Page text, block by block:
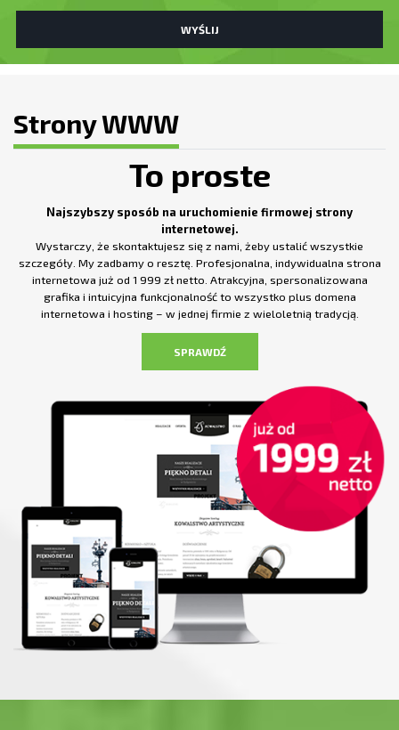
WYŚLIJ
Strony WWW
To proste
Najszybszy sposób na uruchomienie firmowej strony
internetowej.
Wystarczy, że skontaktujesz się z nami, żeby ustalić wszystkie
szczegóły. My zadbamy o resztę. Profesjonalna, indywidualna strona
internetowa już od 1 999 zł netto. Atrakcyjna, spersonalizowana
grafika i intuicyjna funkcjonalność to wszystko plus domena
internetowa i hosting – w jednej firmie z wieloletnią tradycją.
SPRAWDŹ